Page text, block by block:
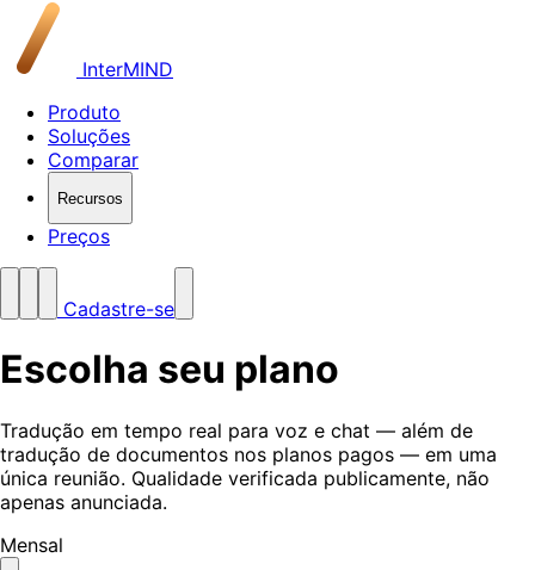
InterMIND
Produto
Soluções
Comparar
Recursos
Preços
Cadastre-se
Escolha seu plano
Tradução em tempo real para voz e chat — além de
tradução de documentos nos planos pagos — em uma
única reunião. Qualidade verificada publicamente, não
apenas anunciada.
Mensal